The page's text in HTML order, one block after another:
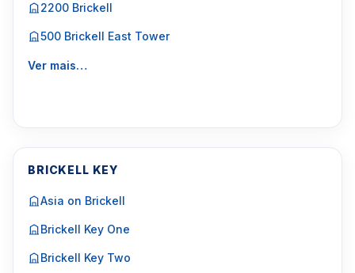
2200 Brickell
500 Brickell East Tower
Ver mais…
BRICKELL KEY
Asia on Brickell
Brickell Key One
Brickell Key Two